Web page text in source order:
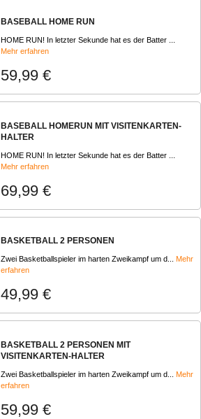
BASEBALL HOME RUN
HOME RUN! In letzter Sekunde hat es der Batter ...
Mehr erfahren
59,99 €
BASEBALL HOMERUN MIT VISITENKARTEN-
HALTER
HOME RUN! In letzter Sekunde hat es der Batter ...
Mehr erfahren
69,99 €
BASKETBALL 2 PERSONEN
Zwei Basketballspieler im harten Zweikampf um d... Mehr
erfahren
49,99 €
BASKETBALL 2 PERSONEN MIT
VISITENKARTEN-HALTER
Zwei Basketballspieler im harten Zweikampf um d... Mehr
erfahren
59,99 €